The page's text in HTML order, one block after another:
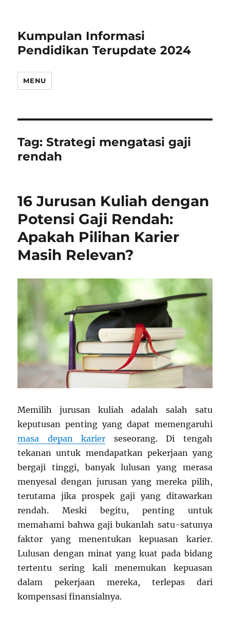
Kumpulan Informasi
Pendidikan Terupdate 2024
MENU
Tag:Strategi mengatasi gaji
rendah
16 Jurusan Kuliah dengan
Potensi Gaji Rendah:
Apakah Pilihan Karier
Masih Relevan?
Memilih jurusan kuliah adalah salah satu
keputusan penting yang dapat memengaruhi
masa depan karier seseorang. Di tengah
tekanan untuk mendapatkan pekerjaan yang
bergaji tinggi, banyak lulusan yang merasa
menyesal dengan jurusan yang mereka pilih,
terutama jika prospek gaji yang ditawarkan
rendah. Meski begitu, penting untuk
memahami bahwa gaji bukanlah satu-satunya
faktor yang menentukan kepuasan karier.
Lulusan dengan minat yang kuat pada bidang
tertentu sering kali menemukan kepuasan
dalam pekerjaan mereka, terlepas dari
kompensasi finansialnya.